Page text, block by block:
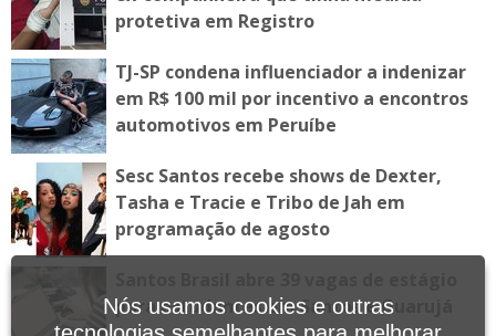
protetiva em Registro
TJ-SP condena influenciador a indenizar
em R$ 100 mil por incentivo a encontros
automotivos em Peruíbe
Sesc Santos recebe shows de Dexter,
Tasha e Tracie e Tribo de Jah em
programação de agosto
para estudantes em Santos e Guarujá
Nós usamos cookies e outras